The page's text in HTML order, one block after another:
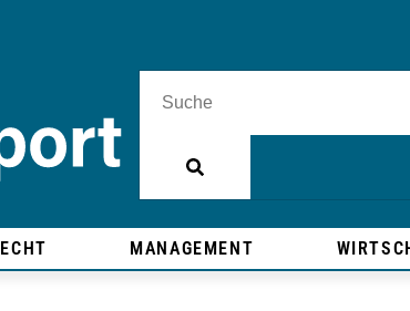
MANAGEMENT